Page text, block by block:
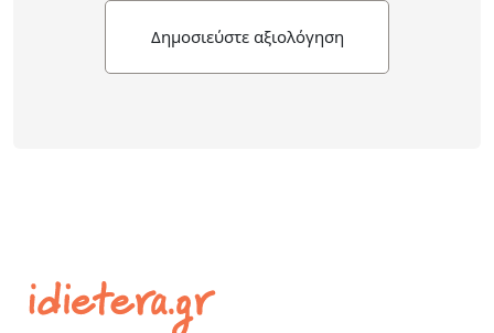
Δημοσιεύστε αξιολόγηση